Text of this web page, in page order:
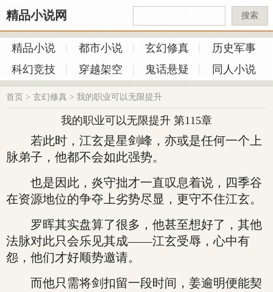
精品小说网 搜索
精品小说 都市小说 玄幻修真
历史军事
科幻竞技
穿越架空 鬼话悬疑 同人小说
首页 > 玄幻修真 > 我的职业可以无限提升
我的职业可以无限提升 第115章
若此时，江玄是星剑峰，亦或是任何一个上
脉弟子，他都不会如此强势。
也是因此，炎守拙才一直叹息着说，四季谷
在资源地位的争夺上劣势尽显，更守不住江玄。
罗晖其实盘算了很多，他甚至想好了，其他
法脉对此只会乐见其成——江玄受辱，心中有
怨，他们才好顺势邀请。
而他只需将剑扣留一段时间，姜逾明便能契